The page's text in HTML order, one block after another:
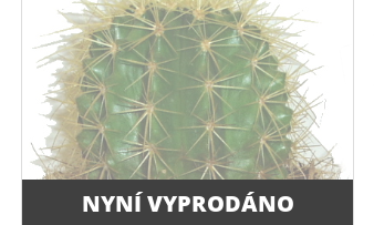
NYNÍ VYPRODÁNO